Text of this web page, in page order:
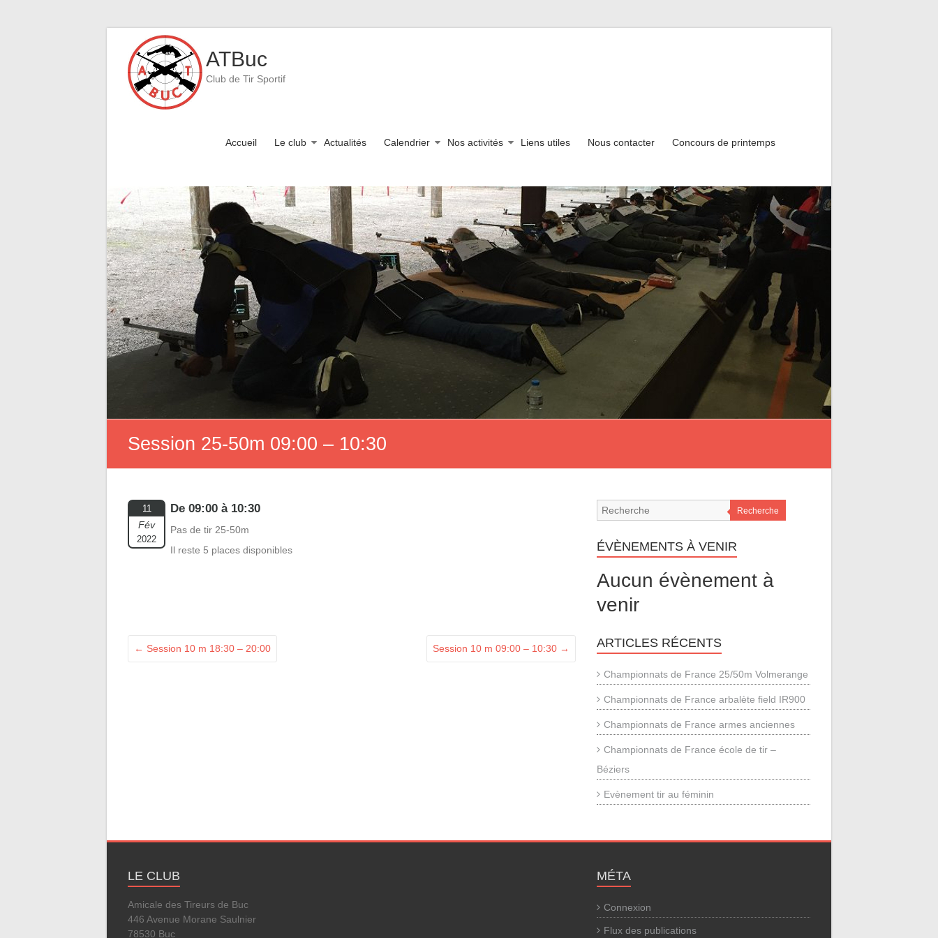
content
ATBuc
Club de Tir Sportif
Accueil Le club Actualités Calendrier Nos activités Liens utiles Nous contacter Concours de printemps
Session 25-50m 09:00 – 10:30
11
Fév
2022
De 09:00 à 10:30
Pas de tir 25-50m
Il reste 5 places disponibles
← Session 10 m 18:30 – 20:00 Session 10 m 09:00 – 10:30 →
Recherche
ÉVÈNEMENTS À VENIR
Aucun évènement à
venir
ARTICLES RÉCENTS
Championnats de France 25/50m Volmerange
Championnats de France arbalète field IR900
Championnats de France armes anciennes
Championnats de France école de tir –
Béziers
Evènement tir au féminin
LE CLUB
Amicale des Tireurs de Buc
446 Avenue Morane Saulnier
78530 Buc
MÉTA
Connexion
Flux des publications